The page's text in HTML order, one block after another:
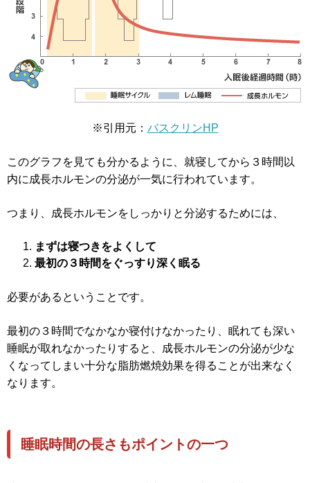
※引用元： バスクリンHP
このグラフを見ても分かるように、就寝してから３時間以
内に成長ホルモンの分泌が一気に行われています。
つまり、成長ホルモンをしっかりと分泌するためには、
まずは寝つきをよくして
最初の３時間をぐっすり深く眠る
必要があるということです。
最初の３時間でなかなか寝付けなかったり、眠れても深い
睡眠が取れなかったりすると、成長ホルモンの分泌が少な
くなってしまい十分な脂肪燃焼効果を得ることが出来なく
なります。
睡眠時間の長さもポイントの一つ